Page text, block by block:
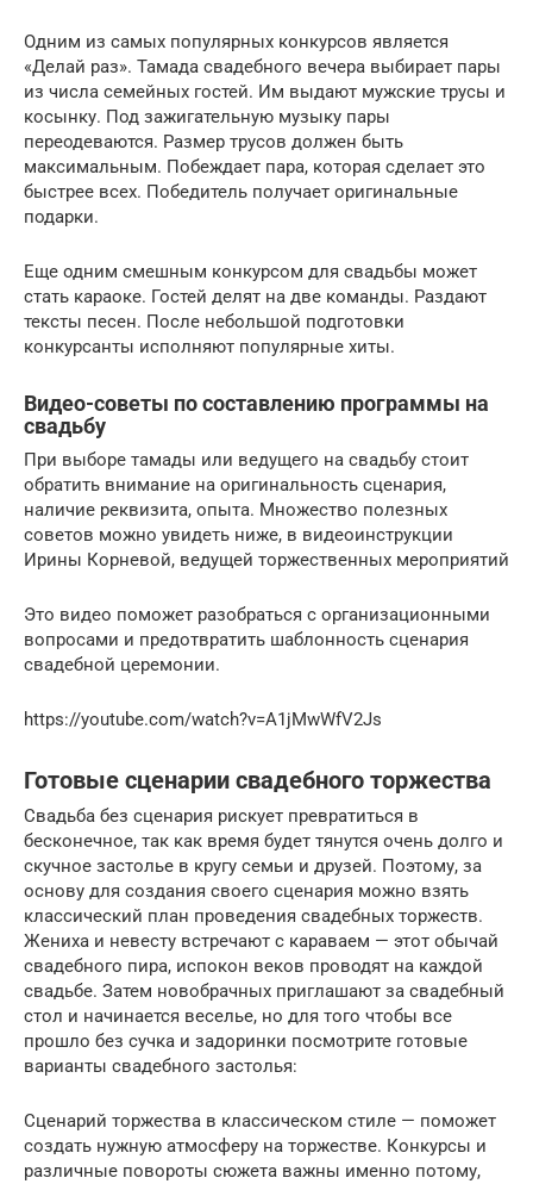
Одним из самых популярных конкурсов является
«Делай раз». Тамада свадебного вечера выбирает пары
из числа семейных гостей. Им выдают мужские трусы и
косынку. Под зажигательную музыку пары
переодеваются. Размер трусов должен быть
максимальным. Побеждает пара, которая сделает это
быстрее всех. Победитель получает оригинальные
подарки.
Еще одним смешным конкурсом для свадьбы может
стать караоке. Гостей делят на две команды. Раздают
тексты песен. После небольшой подготовки
конкурсанты исполняют популярные хиты.
Видео-советы по составлению программы на
свадьбу
При выборе тамады или ведущего на свадьбу стоит
обратить внимание на оригинальность сценария,
наличие реквизита, опыта. Множество полезных
советов можно увидеть ниже, в видеоинструкции
Ирины Корневой, ведущей торжественных мероприятий
Это видео поможет разобраться с организационными
вопросами и предотвратить шаблонность сценария
свадебной церемонии.
https://youtube.com/watch?v=A1jMwWfV2Js
Готовые сценарии свадебного торжества
Свадьба без сценария рискует превратиться в
бесконечное, так как время будет тянутся очень долго и
скучное застолье в кругу семьи и друзей. Поэтому, за
основу для создания своего сценария можно взять
классический план проведения свадебных торжеств.
Жениха и невесту встречают с караваем — этот обычай
свадебного пира, испокон веков проводят на каждой
свадьбе. Затем новобрачных приглашают за свадебный
стол и начинается веселье, но для того чтобы все
прошло без сучка и задоринки посмотрите готовые
варианты свадебного застолья:
Сценарий торжества в классическом стиле — поможет
создать нужную атмосферу на торжестве. Конкурсы и
различные повороты сюжета важны именно потому,